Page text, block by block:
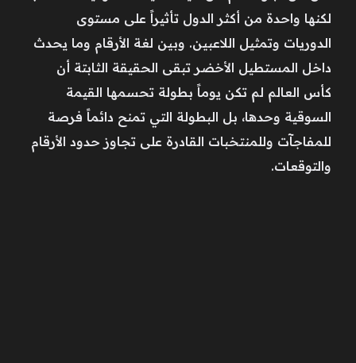
لكنها واحدة من أكثر الدول تأثيراً على مستوى
الدوريات وتمثيل اللاعبين. وبين لغة الأرقام وما يحدث
داخل المستطيل الأخضر تبقى الحقيقة الثابتة أن
كأس العالم لم تكن يوماً بطولة تحسمها القيمة
السوقية وحدها، بل البطولة التي تمنح دائماً فرصة
للمفاجآت وللمنتخبات القادرة على تجاوز حدود الأرقام
والتوقعات.